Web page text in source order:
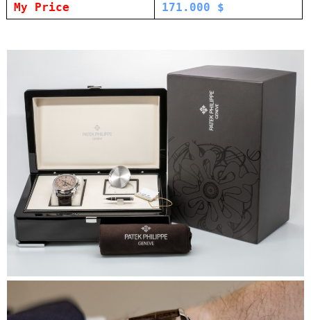
My Price
171.000 $